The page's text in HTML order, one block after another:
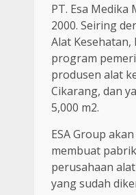
PT. Esa
2000. Seiring
Alat Kesehatan,
program
produsen alat
Cikarang, dan
5,000 m2.
ESA Group
membuat
perusahaan
yang sudah